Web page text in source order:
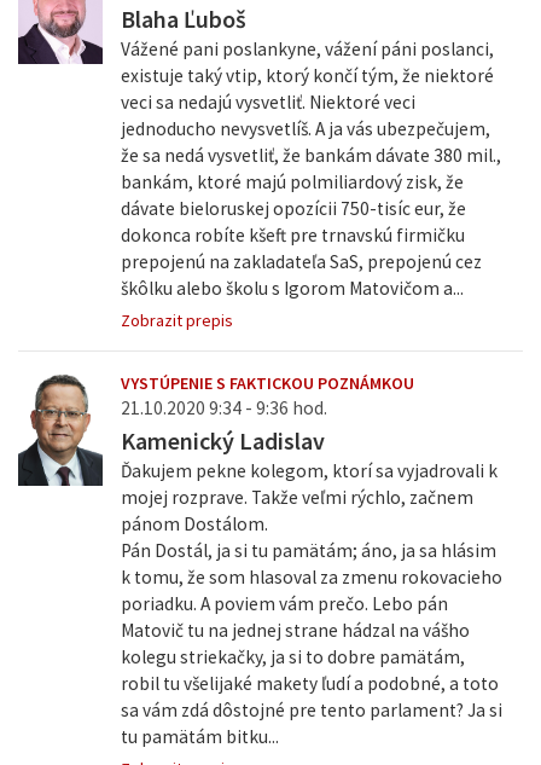
Blaha Ľuboš
Vážené pani poslankyne, vážení páni poslanci,
existuje taký vtip, ktorý končí tým, že niektoré
veci sa nedajú vysvetliť. Niektoré veci
jednoducho nevysvetlíš. A ja vás ubezpečujem,
že sa nedá vysvetliť, že bankám dávate 380 mil.,
bankám, ktoré majú polmiliardový zisk, že
dávate bieloruskej opozícii 750-tisíc eur, že
dokonca robíte kšeft pre trnavskú firmičku
prepojenú na zakladateľa SaS, prepojenú cez
škôlku alebo školu s Igorom Matovičom a...
Zobrazit prepis
VYSTÚPENIE S FAKTICKOU POZNÁMKOU
21.10.2020 9:34 - 9:36 hod.
Kamenický Ladislav
Ďakujem pekne kolegom, ktorí sa vyjadrovali k
mojej rozprave. Takže veľmi rýchlo, začnem
pánom Dostálom.
Pán Dostál, ja si tu pamätám; áno, ja sa hlásim
k tomu, že som hlasoval za zmenu rokovacieho
poriadku. A poviem vám prečo. Lebo pán
Matovič tu na jednej strane hádzal na vášho
kolegu striekačky, ja si to dobre pamätám,
robil tu všelijaké makety ľudí a podobné, a toto
sa vám zdá dôstojné pre tento parlament? Ja si
tu pamätám bitku...